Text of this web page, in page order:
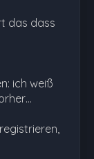
das dass
ich weiß